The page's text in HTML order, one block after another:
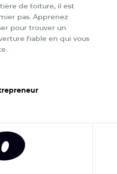
de toiture, il est
pas. Apprenez
pour trouver un
fiable en qui vous